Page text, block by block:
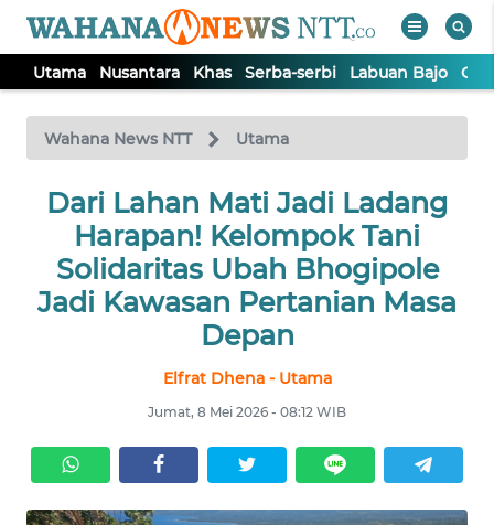
Utama Nusantara Khas Serba-serbi Labuan Bajo
Wahana News NTT Utama
Dari Lahan Mati Jadi Ladang
Harapan! Kelompok Tani
Solidaritas Ubah Bhogipole
Jadi Kawasan Pertanian Masa
Depan
Elfrat Dhena - Utama
Jumat, 8 Mei 2026 - 08:12 WIB
TV
Tutup
UTAMA
NUSANTARA
LABUAN